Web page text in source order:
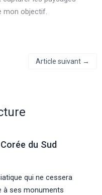
mon objectif.
Article suivant →
du Sud
qui ne cessera
à ses monuments